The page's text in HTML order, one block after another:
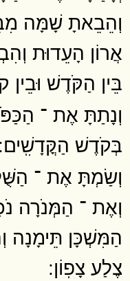
וְהֵבֵאתָ שָׁמָּה
אֲרוֹן הָעֵדוּת
בֵּין הַקֹּדֶשׁ
וְנָתַתָּ אֶת ־
בְּקֹדֶשׁ הַקֳּדָשִֽׁים ׃
וְשַׂמְתָּ אֶת ־
וְאֶת ־ הַמְּנֹרָה
הַמִּשְׁכָּן תֵּימָנָה
צֶלַע צָפֽוֹן ׃